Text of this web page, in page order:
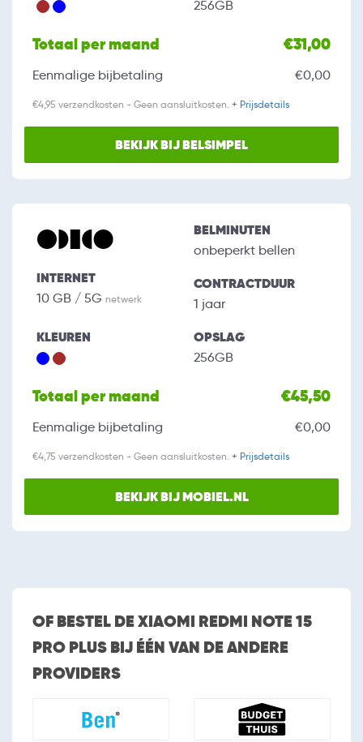
256GB
Totaal per maand €31,00
Eenmalige bijbetaling €0,00
€4,95 verzendkosten - Geen aansluitkosten. + Prijsdetails
BEKIJK BIJ BELSIMPEL
INTERNET
10 GB / 5G netwerk
BELMINUTEN
onbeperkt bellen
CONTRACTDUUR
1 jaar
KLEUREN OPSLAG
256GB
Totaal per maand €45,50
Eenmalige bijbetaling €0,00
€4,75 verzendkosten - Geen aansluitkosten. + Prijsdetails
BEKIJK BIJ MOBIEL.NL
OF BESTEL DE XIAOMI REDMI NOTE 15
PRO PLUS BIJ ÉÉN VAN DE ANDERE
PROVIDERS